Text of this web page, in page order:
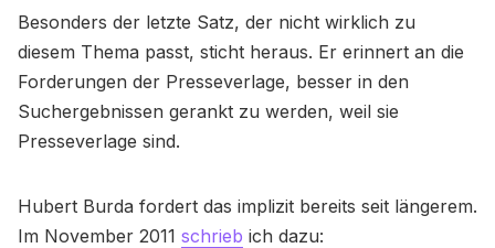
Besonders der letzte Satz, der nicht wirklich zu
diesem Thema passt, sticht heraus. Er erinnert an die
Forderungen der Presseverlage, besser in den
Suchergebnissen gerankt zu werden, weil sie
Presseverlage sind.
Hubert Burda fordert das implizit bereits seit längerem.
Im November 2011 schrieb ich dazu: